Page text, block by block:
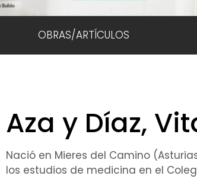
OBRAS/ARTÍCULOS
Aza y Díaz,
Nació en Mieres del Camino
los estudios de medicina en el